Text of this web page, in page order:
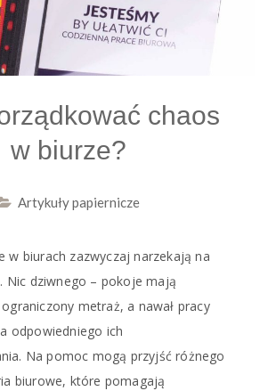
chaos
w biurze?
Artykuły papiernicze
w biurach zazwyczaj narzekają na
Nic dziwnego – pokoje mają
metraż, a nawał pracy
odpowiedniego ich
Na pomoc mogą przyjść różnego
biurowe, które pomagają